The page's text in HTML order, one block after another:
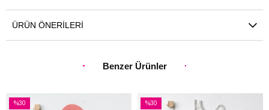
ÜRÜN ÖNERILERI
Benzer Ürünler
%30
%30